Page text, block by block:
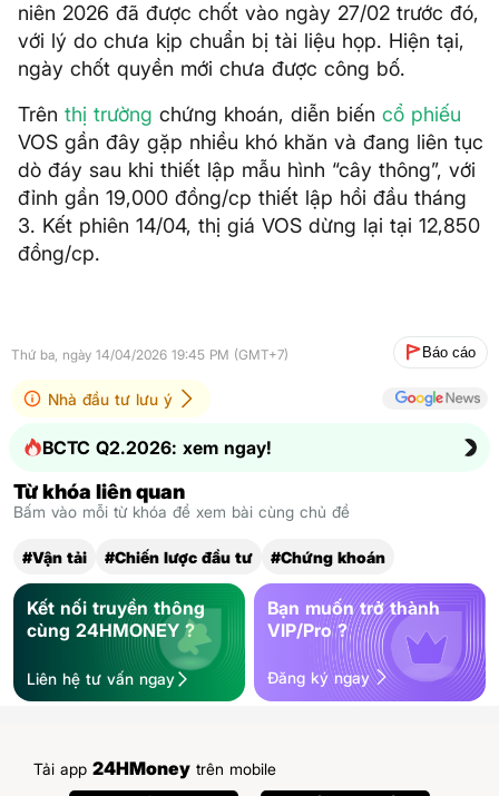
niên 2026 đã được chốt vào ngày 27/02 trước đó,
với lý do chưa kịp chuẩn bị tài liệu họp. Hiện tại,
ngày chốt quyền mới chưa được công bố.
Trên thị trường chứng khoán, diễn biến cổ phiếu
VOS gần đây gặp nhiều khó khăn và đang liên tục
dò đáy sau khi thiết lập mẫu hình “cây thông”, với
đỉnh gần 19,000 đồng/cp thiết lập hồi đầu tháng
3. Kết phiên 14/04, thị giá VOS dừng lại tại 12,850
đồng/cp.
Thứ ba, ngày 14/04/2026 19:45 PM (GMT+7) Báo cáo
Nhà đầu tư lưu ý
BCTC Q2.2026: xem ngay!
Từ khóa liên quan
Bấm vào mỗi từ khóa để xem bài cùng chủ đề
#Vận tải #Chiến lược đầu tư #Chứng khoán
Kết nối truyền thông
cùng 24HMONEY ?
Liên hệ tư vấn ngay
Bạn muốn trở thành
VIP/Pro ?
Đăng ký ngay
Tải app 24HMoney trên mobile